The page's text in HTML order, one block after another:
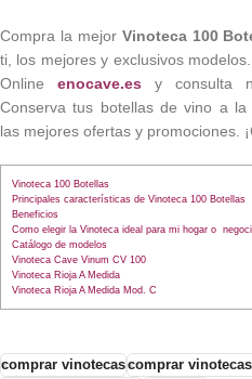
Compra la mejor Vinoteca 100
ti, los mejores y exclusivos
Online enocave.es y consulta
Conserva tus botellas de vino a la
las mejores ofertas y promociones.
Vinoteca 100 Botellas
Principales características de Vinoteca 100 Botellas
Beneficios
Como elegir la Vinoteca ideal para mi hogar o
Catálogo de modelos
Vinoteca Cave Vinum CV 100
Vinoteca Rioja A Medida
Vinoteca Rioja A Medida Mod. C
comprar vinotecascomprar